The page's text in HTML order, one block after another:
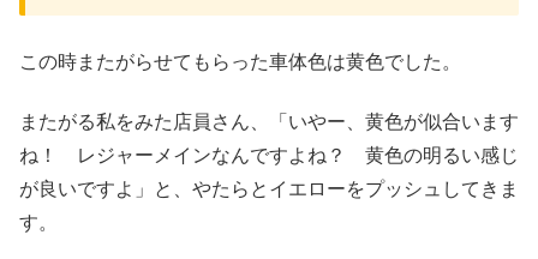
この時またがらせてもらった車体色は黄色でした。
またがる私をみた店員さん、「いやー、黄色が似合います
ね！ レジャーメインなんですよね？ 黄色の明るい感じ
が良いですよ」と、やたらとイエローをプッシュしてきま
す。